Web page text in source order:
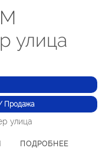
улица
Продажа
улица
ПОДРОБНЕЕ